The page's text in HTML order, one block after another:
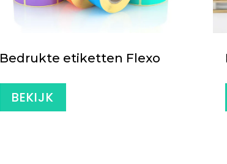
Bedrukte etiketten Flexo
BEKIJK